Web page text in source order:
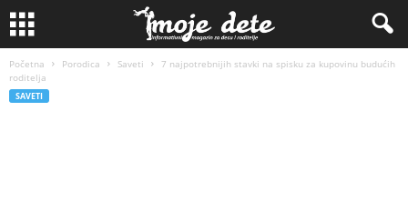
Početna Porodica Saveti
7 najpotrebnijih stavki na spisku za kupovinu budućih
roditelja
SAVETI